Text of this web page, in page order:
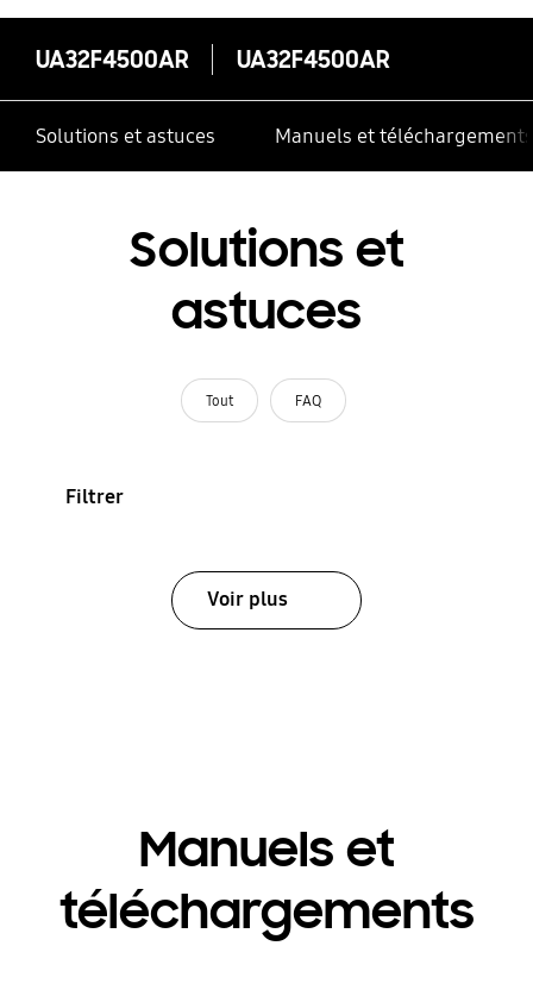
UA32F4500AR UA32F4500AR
Solutions et astuces Manuels et téléchargements
Solutions et
astuces
Tout FAQ
Filtrer
Voir plus
Manuels et
téléchargements